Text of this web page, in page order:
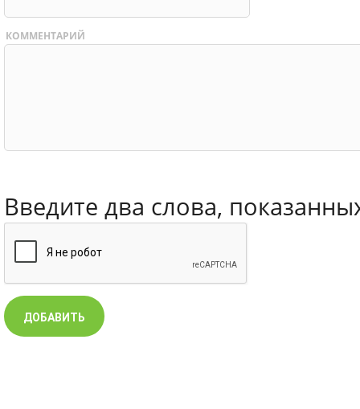
КОММЕНТАРИЙ
Введите два слова,